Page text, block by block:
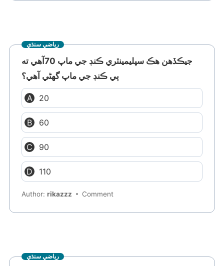
رياضي سنڌي
جيڪڏهن هڪ سپليمينٽري ڪنڊ جي ماپ 70آهي ته
ٻي ڪنڊ جي ماپ گهڻي آهي؟
20
60
90
110
Author:rikazzz Comment
رياضي سنڌي